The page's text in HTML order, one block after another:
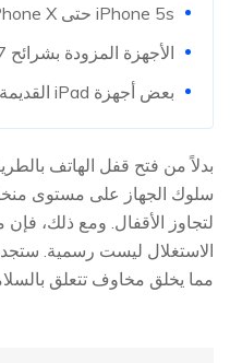
iPhone 5s حتى iPhone X
الأجهزة المزودة بشرائح A7 إلى A11
بعض أجهزة iPad القديمة
سلوك الجهاز على مستوى
لتجاوز الأقفال. ومع ذلك،
الاستغلال ليست رسمية.
مما يخلق مخاوف تتعلق